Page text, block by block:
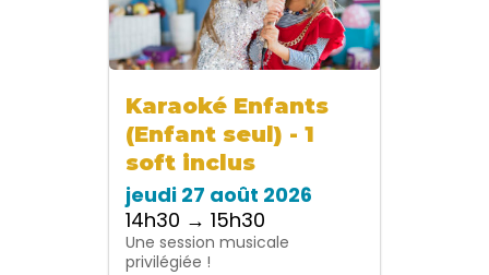
Karaoké Enfants
(Enfant seul) - 1
soft inclus
jeudi 27 août 2026
14h30 → 15h30
Une session musicale
privilégiée !